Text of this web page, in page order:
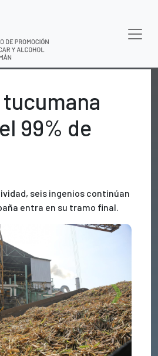
99% de
seis ingenios continúan
entra en su tramo final.
Next